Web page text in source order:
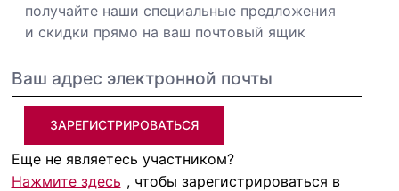
получайте наши специальные предложения
и скидки прямо на ваш почтовый ящик
ЗАРЕГИСТРИРОВАТЬСЯ
Еще не являетесь участником?
Нажмите здесь , чтобы зарегистрироваться в